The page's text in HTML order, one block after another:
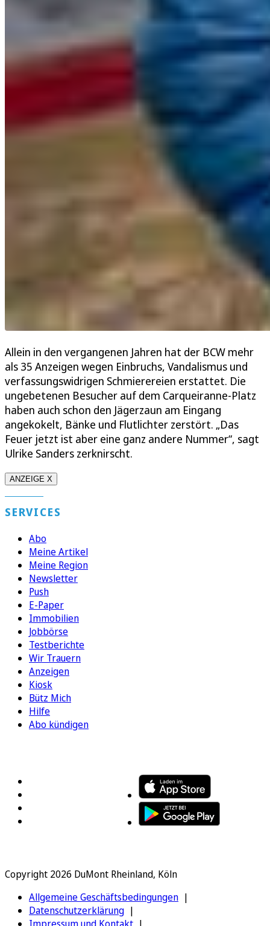
Allein in den vergangenen Jahren hat der BCW mehr
als 35 Anzeigen wegen Einbruchs, Vandalismus und
verfassungswidrigen Schmierereien erstattet. Die
ungebetenen Besucher auf dem Carqueiranne-Platz
haben auch schon den Jägerzaun am Eingang
angekokelt, Bänke und Flutlichter zerstört. „Das
Feuer jetzt ist aber eine ganz andere Nummer“, sagt
Ulrike Sanders zerknirscht.
ANZEIGE X
SERVICES
Abo
Meine Artikel
Meine Region
Newsletter
Push
E-Paper
Immobilien
Jobbörse
Testberichte
Wir Trauern
Anzeigen
Kiosk
Bütz Mich
Hilfe
Abo kündigen
Copyright 2026 DuMont Rheinland, Köln
Allgemeine Geschäftsbedingungen
Datenschutzerklärung